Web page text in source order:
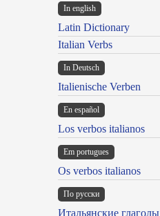
In english
Latin Dictionary
Italian Verbs
In Deutsch
Italienische Verben
En español
Los verbos italianos
Em portugues
Os verbos italianos
По русски
Итальянские глаголы